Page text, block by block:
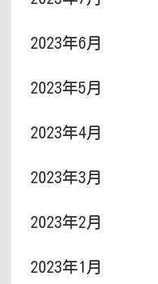
2023年6月
2023年5月
2023年4月
2023年3月
2023年2月
2023年1月